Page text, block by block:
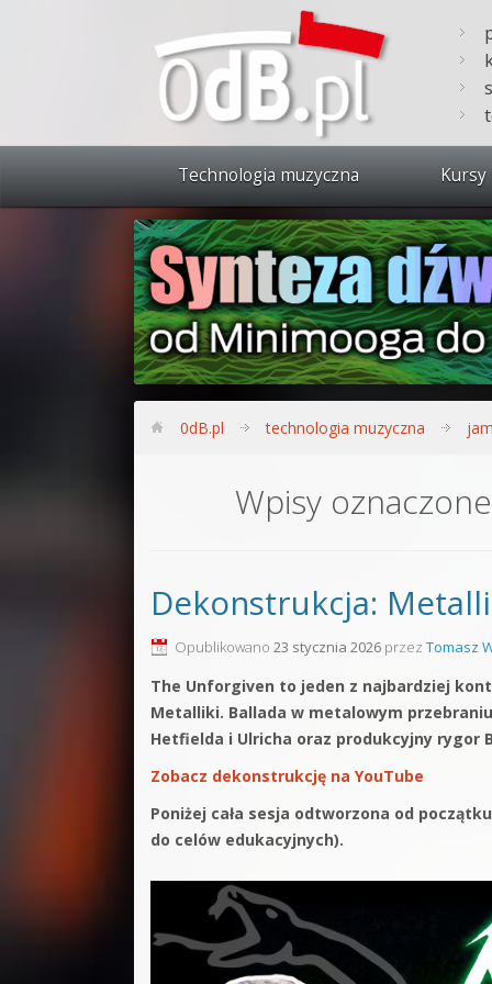
Technologia muzyczna Kursy
Bitwig
Sound
Kontakt
Pakiety
0dB.pl technologia muzyczna
Wpisy
Dekonstrukcja:
Opublikowano 23 stycznia 2026 przez Tomasz
The Unforgiven to jeden z najbardziej
Metalliki. Ballada w metalowym
Hetfielda i Ulricha oraz produkcyjny rygor
Zobacz dekonstrukcję na YouTube
Poniżej cała sesja odtworzona od
do celów edukacyjnych).